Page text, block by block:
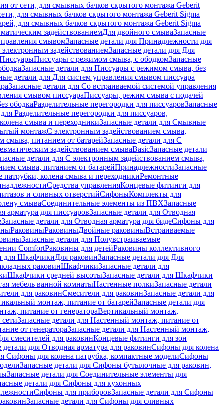
от сети, для смывных бачков скрытого монтажа Geberit
для смывных бачков скрытого монтажа Geberit Sigma
для смывных бачков скрытого монтажа Geberit Sigma
задействованиемДля двойного смываЗапасные
смывомЗапасные детали для Принадлежности для
задействованиемЗапасные детали для Для
ПиссуарыПиссуары с режимом смыва, с ободкомЗапасные
Запасные детали для Писсуары с режимом смыва, без
детали для Для систем управления смывом писсуара
Запасные детали для Со встраиваемой системой управления
смывом писсуараПиссуары, режим смыва с подачей
ободкаРазделительные перегородки для писсуаровЗапасные
Разделительные перегородки для писсуаров,
смыва и переходникиЗапасные детали для Смывные
монтажС электронным задействованием смыва,
смыва, питанием от батарейЗапасные детали для С
задействованием смываBasicЗапасные детали
детали для С электронным задействованием смыва,
смыва, питанием от батарейПринадлежностиЗапасные
колена смыва и переходникиРемонтные
Средства управленияКонцевые фитинги для
и сливных отверстийСифоныКомплекты для
смываСоединительные элементы из ПВХЗапасные
арматура для писсуаровЗапасные детали для Отводная
Запасные детали для Отводная арматура для бидеСифоны для
РаковиныРаковиныДвойные раковиныВстраиваемые
Запасные детали для Полувстраиваемые
ComfortPаковины для детейРаковины коллективного
для ШкафчикиДля раковинЗапасные детали для Для
pаковинШкафчикиЗапасные детали для
Шкафчики средней высотыЗапасные детали для Шкафчики
мебель ванной комнатыНастенные полкиЗапасные детали
для раковинСмесители для раковинЗапасные детали для
монтаж, питание от батарейЗапасные детали для
питание от генератораВертикальный монтаж,
Запасные детали для Настенный монтаж, питание от
от генератораЗапасные детали для Настенный монтаж,
смесителей для раковинКонцевые фитинги для зон
детали для Отводная арматура для раковинСифоны для колена
Сифоны для колена патрубка, компактные моделиСифоны
Запасные детали для Сифоны бутылочные для раковин,
Запасные детали для Соединительные элементы для
детали для Сифоны для кухонных
Сифоны для приборовЗапасные детали для Сифоны
Запасные детали для Сифоны для сливных